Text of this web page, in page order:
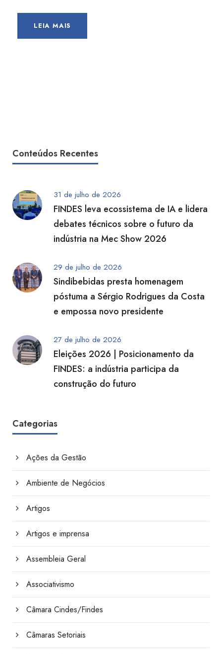
LEIA MAIS
Conteúdos Recentes
31 de julho de 2026
FINDES leva ecossistema de IA e lidera
debates técnicos sobre o futuro da
indústria na Mec Show 2026
29 de julho de 2026
Sindibebidas presta homenagem
póstuma a Sérgio Rodrigues da Costa
e empossa novo presidente
27 de julho de 2026
Eleições 2026 | Posicionamento da
FINDES: a indústria participa da
construção do futuro
Categorias
Ações da Gestão
Ambiente de Negócios
Artigos
Artigos e imprensa
Assembleia Geral
Associativismo
Câmara Cindes/Findes
Câmaras Setoriais